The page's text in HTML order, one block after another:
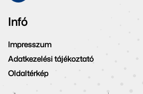
Infó
Impresszum
Adatkezelési tájékoztató
Oldaltérkép